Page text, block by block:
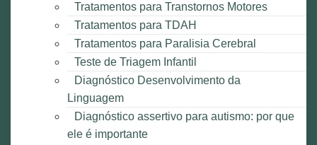
Tratamentos para Transtornos Motores
Tratamentos para TDAH
Tratamentos para Paralisia Cerebral
Teste de Triagem Infantil
Diagnóstico Desenvolvimento da
Linguagem
Diagnóstico assertivo para autismo: por que
ele é importante